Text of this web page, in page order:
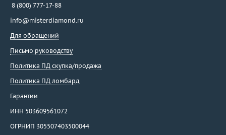
8 (800) 777-17-88
info@misterdiamond.ru
Для обращений
Письмо руководству
Политика ПД скупка/продажа
Политика ПД ломбард
Гарантии
ИНН 503609561072
ОГРНИП 305507403500044